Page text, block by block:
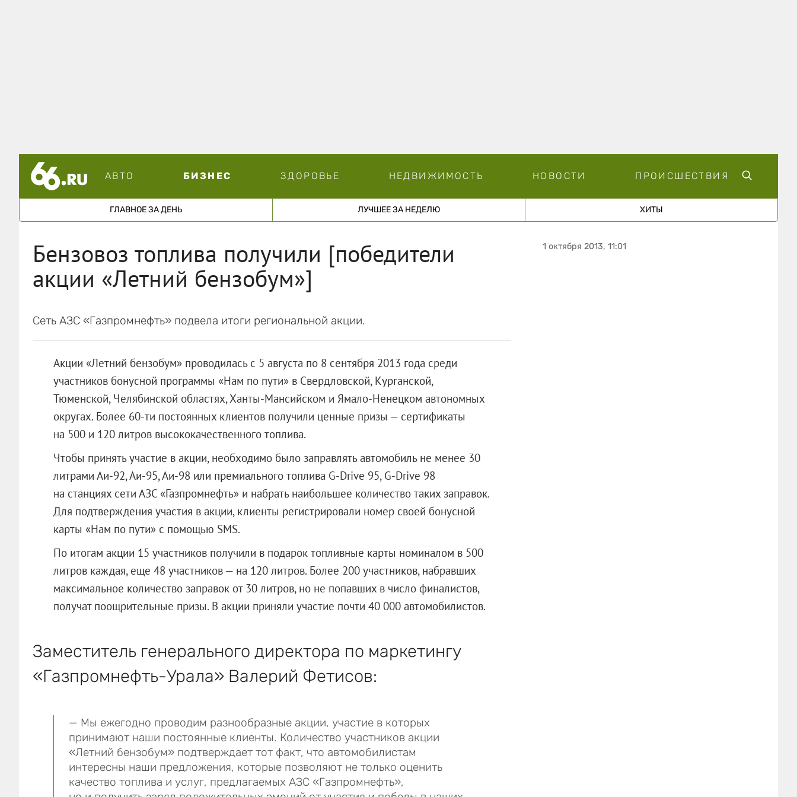
АВТО БИЗНЕС ЗДОРОВЬЕ НЕДВИЖИМОСТЬ НОВОСТИ ПРОИСШЕСТВИЯ
ГЛАВНОЕ ЗА ДЕНЬ ЛУЧШЕЕ ЗА НЕДЕЛЮ ХИТЫ
Бензовоз топлива получили [победители
акции «Летний бензобум»]
Сеть АЗС «Газпромнефть» подвела итоги региональной акции.
Акции «Летний бензобум» проводилась с 5 августа по 8 сентября 2013 года среди
участников бонусной программы «Нам по пути» в Свердловской, Курганской,
Тюменской, Челябинской областях, Ханты-Мансийском и Ямало-Ненецком автономных
округах. Более 60-ти постоянных клиентов получили ценные призы — сертификаты
на 500 и 120 литров высококачественного топлива.
Чтобы принять участие в акции, необходимо было заправлять автомобиль не менее 30
литрами Аи-92, Аи-95, Аи-98 или премиального топлива G-Drive 95, G-Drive 98
на станциях сети АЗС «Газпромнефть» и набрать наибольшее количество таких заправок.
Для подтверждения участия в акции, клиенты регистрировали номер своей бонусной
карты «Нам по пути» с помощью SMS.
По итогам акции 15 участников получили в подарок топливные карты номиналом в 500
литров каждая, еще 48 участников — на 120 литров. Более 200 участников, набравших
максимальное количество заправок от 30 литров, но не попавших в число финалистов,
получат поощрительные призы. В акции приняли участие почти 40 000 автомобилистов.
Заместитель генерального директора по маркетингу
«Газпромнефть-Урала» Валерий Фетисов:
— Мы ежегодно проводим разнообразные акции, участие в которых
принимают наши постоянные клиенты. Количество участников акции
«Летний бензобум» подтверждает тот факт, что автомобилистам
интересны наши предложения, которые позволяют не только оценить
качество топлива и услуг, предлагаемых АЗС «Газпромнефть»,
1 октября 2013, 11:01